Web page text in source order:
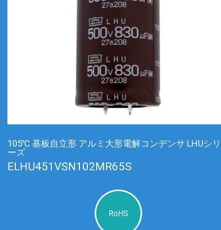
105℃ 基板自立形 アルミ大形電解コンデンサ LHUシリ
ーズ
ELHU451VSN102MR65S
RoHS